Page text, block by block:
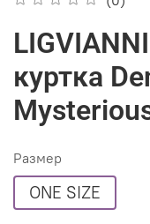
куртка
Размер
ONE SIZE